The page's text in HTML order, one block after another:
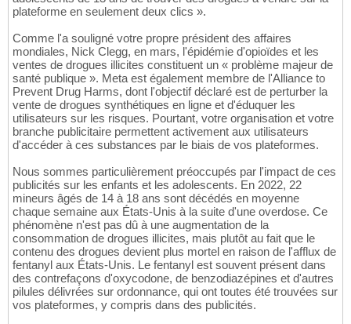
plateforme en seulement deux clics ».
Comme l'a souligné votre propre président des affaires
mondiales, Nick Clegg, en mars, l'épidémie d'opioïdes et les
ventes de drogues illicites constituent un « problème majeur de
santé publique ». Meta est également membre de l'Alliance to
Prevent Drug Harms, dont l'objectif déclaré est de perturber la
vente de drogues synthétiques en ligne et d'éduquer les
utilisateurs sur les risques. Pourtant, votre organisation et votre
branche publicitaire permettent activement aux utilisateurs
d'accéder à ces substances par le biais de vos plateformes.
Nous sommes particulièrement préoccupés par l'impact de ces
publicités sur les enfants et les adolescents. En 2022, 22
mineurs âgés de 14 à 18 ans sont décédés en moyenne
chaque semaine aux États-Unis à la suite d'une overdose. Ce
phénomène n'est pas dû à une augmentation de la
consommation de drogues illicites, mais plutôt au fait que le
contenu des drogues devient plus mortel en raison de l'afflux de
fentanyl aux États-Unis. Le fentanyl est souvent présent dans
des contrefaçons d'oxycodone, de benzodiazépines et d'autres
pilules délivrées sur ordonnance, qui ont toutes été trouvées sur
vos plateformes, y compris dans des publicités.